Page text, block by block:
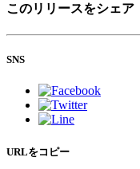
このリリースをシェア
SNS
URLをコピー